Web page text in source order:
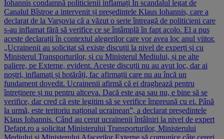
Iohannis condamnă politicienii inflamați În scandalul legat de
Canalul Bîstroe a intervenit și președintele Klaus Iohannis, care a
declarat de la Varșovia că a văzut o serie întreagă de politicieni care
s-au inflamat fără să verifice ce se întâmplă în fapt acolo. El a pus
aceste declarații în contextul alegerilor care vor avea loc anul viitor.
„Ucrainenii au solicitat să existe discuții la nivel de experți și cu
Ministerul Transporturilor, și cu Ministerul Mediului, și pe alte
paliere, pe Externe, evident. Aceste discuții nu au avut loc, dar ai
noștri, inflamați și hotărâți, fac afirmații care nu au încă un
fundament dovedit. Ucrainenii afirmă că ei draghează pentru
întreținere și nu pentru altceva. Dacă este așa sau nu, e bine să se
verifice, dar cred că este legitim să se verifice împreună cu ei. Până
la urmă, este teritoriu național ucrainean”, a declarat președintele
Klaus Iohannis. Când au cerut ucrainenii întâlniri la nivel de expert
Defapt.ro a solicitat Ministerului Transporturilor, Ministerului
Mediului și Ministerului Afacerilor Externe să comunice câte cereri